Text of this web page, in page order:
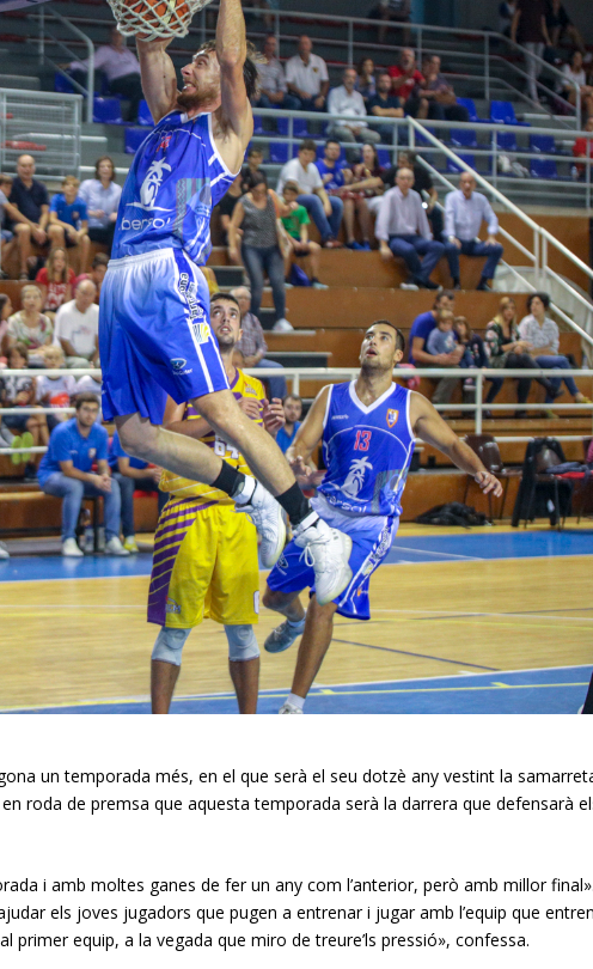
un temporada més, en el que serà el seu dotzè any vestint la
roda de premsa que aquesta temporada serà la darrera que defensarà
i amb moltes ganes de fer un any com l’anterior, però amb millor
els joves jugadors que pugen a entrenar i jugar amb l’equip que
primer equip, a la vegada que miro de treure’ls pressió», confessa.